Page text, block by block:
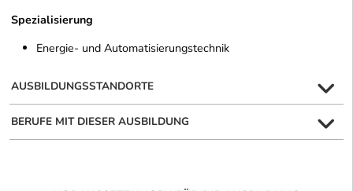
Spezialisierung
Energie- und Automatisierungstechnik
AUSBILDUNGSSTANDORTE
BERUFE MIT DIESER AUSBILDUNG